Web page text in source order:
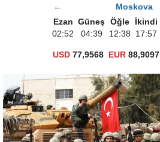
←
Moskova
Ezan Güneş Öğle İkindi
02:52
04:39 12:38 17:57
USD 77,9568 EUR 88,9097